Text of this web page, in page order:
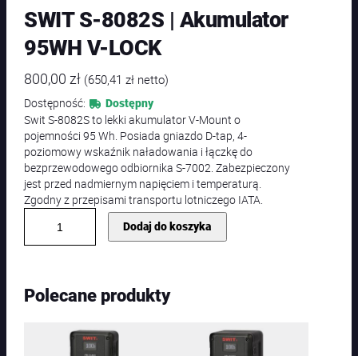
SWIT S-8082S | Akumulator
95WH V-LOCK
800,00zł (650,41zł netto)
Dostępność:
Dostępny
Swit S-8082S to lekki akumulator V-Mount o
pojemności 95 Wh. Posiada gniazdo D-tap, 4-
poziomowy wskaźnik naładowania i łączkę do
bezprzewodowego odbiornika S-7002. Zabezpieczony
jest przed nadmiernym napięciem i temperaturą.
Zgodny z przepisami transportu lotniczego IATA.
o
S
Dodaj do koszyka
Polecane produkty